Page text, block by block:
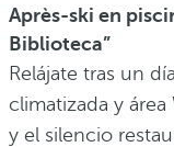
Après-ski en
Biblioteca”
Relájate tras un
climatizada y
y el silencio